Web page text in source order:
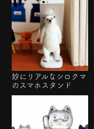
妙にリアルなシロクマ
のスマホスタンド